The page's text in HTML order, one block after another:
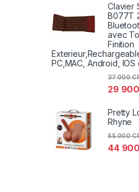
Clavier
B077T
avec
Finition
PC,MAC, Android,
29 900
37 000
Pretty
Rhyne
44 900
55 000